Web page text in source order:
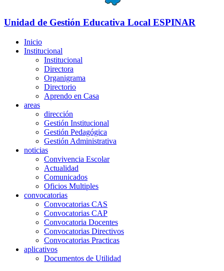
Unidad de Gestión Educativa Local ESPINAR
Inicio
Institucional
Institucional
Directora
Organigrama
Directorio
Aprendo en Casa
areas
dirección
Gestión Institucional
Gestión Pedagógica
Gestión Administrativa
noticias
Convivencia Escolar
Actualidad
Comunicados
Oficios Multiples
convocatorias
Convocatorias CAS
Convocatorias CAP
Convocatoria Docentes
Convocatorias Directivos
Convocatorias Practicas
aplicativos
Documentos de Utilidad